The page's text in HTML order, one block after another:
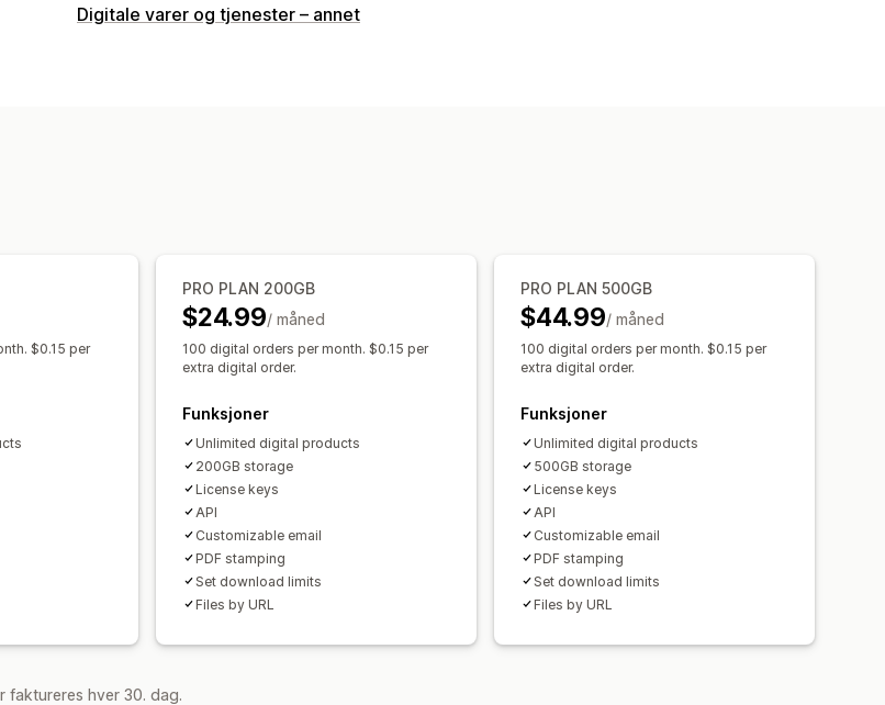
Produkttyper
Digitale varer og tjenester – annet
$0.15 per
PRO PLAN 200GB
$24.99/ måned
100 digital orders per month. $0.15 per
extra digital order.
Funksjoner
Unlimited digital products
200GB storage
License keys
API
Customizable email
PDF stamping
Set download limits
Files by URL
PRO PLAN 500GB
$44.99/ måned
100 digital orders per month. $0.15 per
extra digital order.
Funksjoner
Unlimited digital products
500GB storage
License keys
API
Customizable email
PDF stamping
Set download limits
Files by URL
faktureres hver 30. dag.